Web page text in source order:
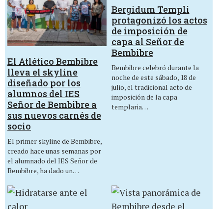
El Atlético Bembibre
lleva el skyline
diseñado por los
alumnos del IES
Señor de Bembibre a
sus nuevos carnés de
socio
El primer skyline de Bembibre,
creado hace unas semanas por
el alumnado del IES Señor de
Bembibre, ha dado un…
Bergidum Templi
protagonizó los actos
de imposición de
capa al Señor de
Bembibre
Bembibre celebró durante la
noche de este sábado, 18 de
julio, el tradicional acto de
imposición de la capa
templaria…